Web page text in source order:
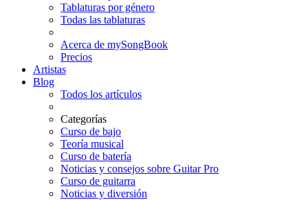
Tablaturas por género
Todas las tablaturas
Acerca de mySongBook
Precios
Artistas
Blog
Todos los artículos
Categorías
Curso de bajo
Teoría musical
Curso de batería
Noticias y consejos sobre Guitar Pro
Curso de guitarra
Noticias y diversión